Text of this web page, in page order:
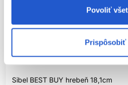
Povoliť
Prispôsobiť
Oficiálna distribúcia
Sibel BEST BUY hrebeň 18,1cm